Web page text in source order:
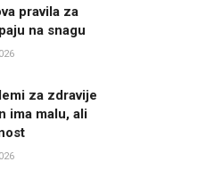
pravila za
na snagu
za zdravije
ima malu, ali